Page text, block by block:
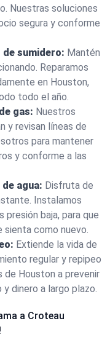
Nuestras soluciones
segura y conforme
de sumidero: Mantén
Reparamos
en Houston,
todo el año.
gas: Nuestros
y revisan líneas de
para mantener
y conforme a las
agua: Disfruta de
Instalamos
baja, para que
sienta como nuevo.
Extiende la vida de
regular y repipeo
de Houston a prevenir
dinero a largo plazo.
a Croteau